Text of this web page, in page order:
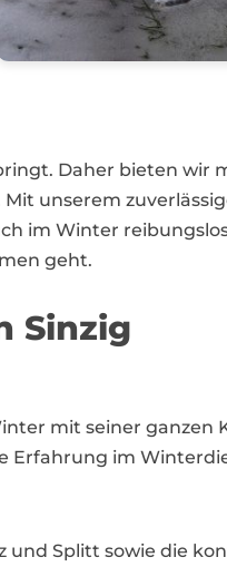
Daher bieten wir
unserem
im Winter
geht.
Sinzig
mit seiner ganzen
Erfahrung im
und Splitt sowie die